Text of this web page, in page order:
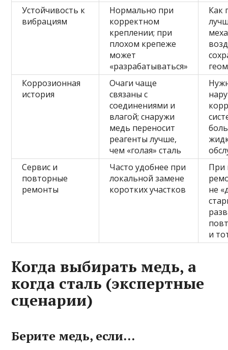
Устойчивость к
вибрациям
Нормально при
корректном
креплении; при
плохом крепеже
может
«разрабатываться»
Как
Коррозионная
история
Очаги чаще
связаны с
соединениями и
влагой; снаружи
медь переносит
реагенты лучше,
чем «голая» сталь
Сервис и
повторные
ремонты
Часто удобнее при
локальной замене
коротких участков
При
не
и
Когда выбирать медь, а
когда сталь (экспертные
сценарии)
Берите медь, если…